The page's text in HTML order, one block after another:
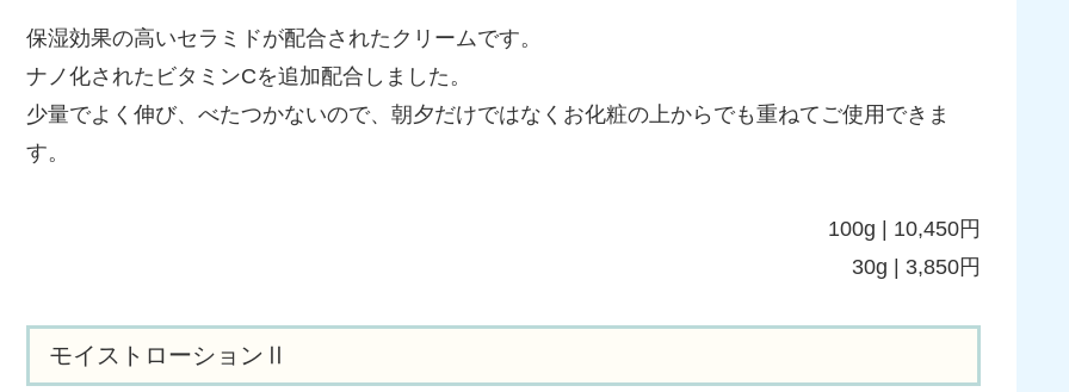
保湿効果の高いセラミドが配合されたクリームです。
ナノ化されたビタミンCを追加配合しました。
少量でよく伸び、べたつかないので、朝夕だけではなくお化粧の上からでも重ねてご使用できま
す。
100g | 10,450円
30g | 3,850円
モイストローションⅡ